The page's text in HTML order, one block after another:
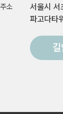
주소
서울시
파고다타
길